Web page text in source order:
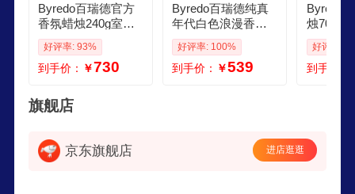
Byredo百瑞德官方
香氛蜡烛240g室内
香薰家居乔迁礼物
生日女神节礼物 图
书馆香氛蜡烛 240g
好评率: 93%
到手价： ￥730
Byredo百瑞德纯真
年代白色浪漫香薰
蜡烛 240g 满室幽香
240g
好评率: 100%
到手价： ￥539
Byredo
烛70g 全系
0g
好评率:
到手价：
旗舰店
京东旗舰店 进店逛逛